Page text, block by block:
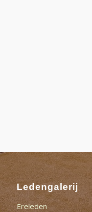
Ledengalerij
Ereleden